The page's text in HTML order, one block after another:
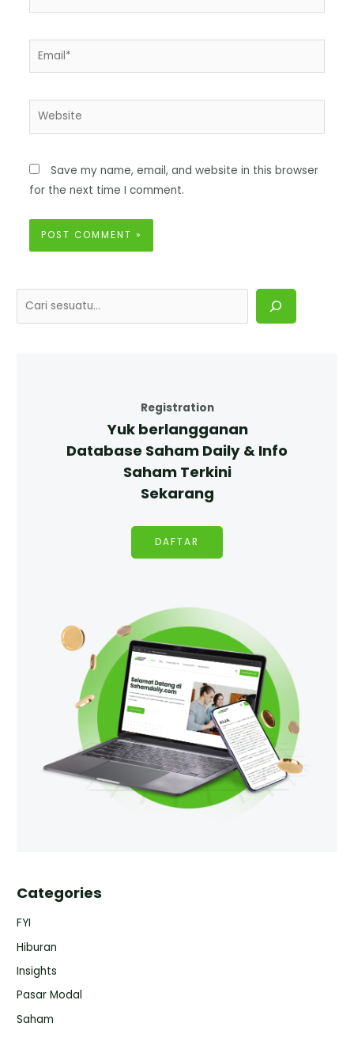
Save my name, email, and website in this browser
for the next time I comment.
Registration
Yuk berlangganan
Database Saham Daily & Info
Saham Terkini
Sekarang
DAFTAR
Categories
FYI
Hiburan
Insights
Pasar Modal
Saham